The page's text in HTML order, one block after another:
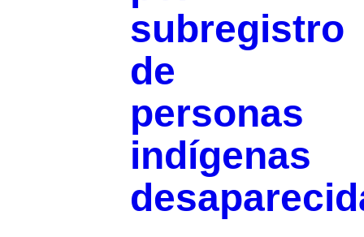
subregistro
de
personas
indígenas